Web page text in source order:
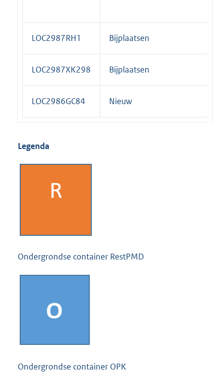
LOC2987RH1 Bijplaatsen
LOC2987XK298 Bijplaatsen
LOC2986GC84 Nieuw
Legenda
Ondergrondse container RestPMD
Ondergrondse container OPK